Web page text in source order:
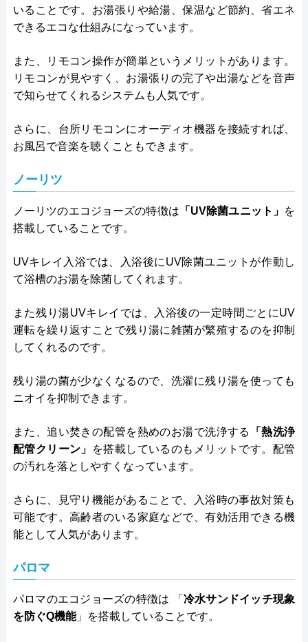
いることです。お湯張りや給湯、保温など節約、省エネ
できるエコな仕組みになっています。
また、リモコン操作が簡単というメリットがあります。
リモコンが見やすく、お湯張りの完了や出湯などを音声
で知らせてくれるシステムも人気です。
さらに、台所リモコンにオーディオ機器を接続すれば、
お風呂で音楽を聴くこともできます。
ノーリツ
ノーリツのエコジョーズの特徴は 「UV除菌ユニット」 を
搭載していることです。
UVキレイ入浴では、入浴後にUV除菌ユニットが作動し
て浴槽のお湯を除菌してくれます。
また残り湯UVキレイでは、入浴後の一定時間ごとにUV
運転を繰り返すことで残り湯に雑菌が繁殖するのを抑制
してくれるのです。
残り湯の菌が少なくなるので、洗濯に残り湯を使っても
ニオイを抑制できます。
また、追い焚きの配管を熱めのお湯で洗浄する
「熱洗浄
配管クリーン」
を搭載しているのもメリットです。配管
の汚れを落としやすくなっています。
さらに、見守り機能があることで、入浴時の事故対策も
可能です。高齢者のいる家庭などで、有効活用できる機
能として人気があります。
パロマ
パロマのエコジョーズの特徴は 「 冷水サンドイッチ現象
を防ぐQ機能」を搭載していることです。